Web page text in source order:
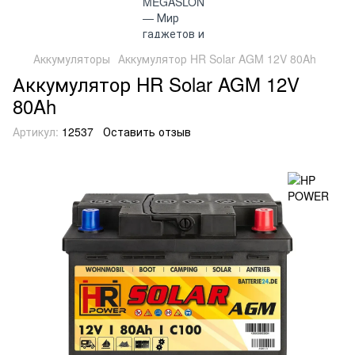
Аккумуляторы Аккумулятор HR Solar AGM 12V 80Ah
Аккумулятор HR Solar AGM 12V
80Ah
Артикул: 12537 Оставить отзыв